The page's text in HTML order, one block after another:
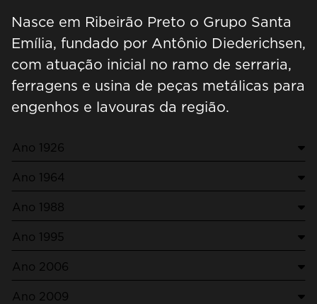
Nasce em Ribeirão Preto o Grupo Santa
Emília, fundado por Antônio Diederichsen,
com atuação inicial no ramo de serraria,
ferragens e usina de peças metálicas para
engenhos e lavouras da região.
Ano 1926
Ano 1964
Ano 1988
Ano 1995
Ano 2006
Ano 2009